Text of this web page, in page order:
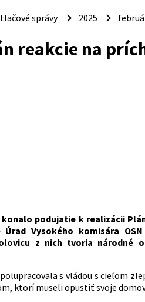
správy 2025
reakcie na
konalo podujatie k realizácii
Vysokého komisára
z nich tvoria národné
s vládou s cieľom
ktorí museli opustiť svoje